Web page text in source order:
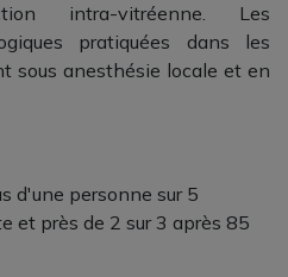
intra-vitréenne. Les
pratiquées dans les
sous anesthésie locale et en
d'une personne sur 5
et près de 2 sur 3 après 85